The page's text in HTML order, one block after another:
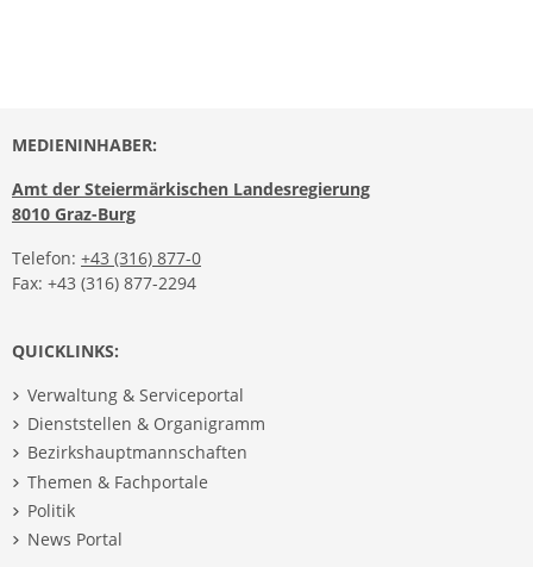
MEDIENINHABER:
Amt der Steiermärkischen Landesregierung
8010 Graz-Burg
Telefon: +43 (316) 877-0
Fax: +43 (316) 877-2294
QUICKLINKS:
Verwaltung & Serviceportal
Dienststellen & Organigramm
Bezirkshauptmannschaften
Themen & Fachportale
Politik
News Portal